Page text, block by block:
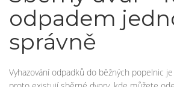
odpadem
správně
Vyhazování odpadků do běžných popelnic